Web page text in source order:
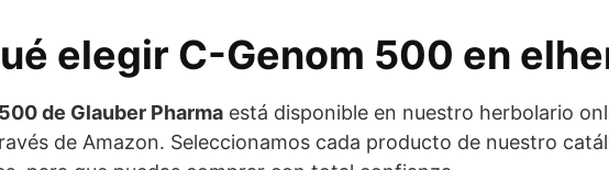
elegir C-Genom 500 en
de Glauber Pharma está disponible en nuestro herbolario
de Amazon. Seleccionamos cada producto de nuestro